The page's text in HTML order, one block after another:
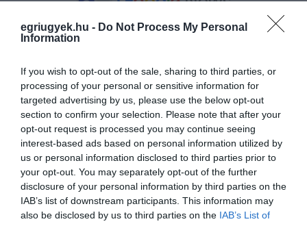
egriugyek.hu - Do Not Process My Personal
Information
If you wish to opt-out of the sale, sharing to third parties, or
processing of your personal or sensitive information for
targeted advertising by us, please use the below opt-out
section to confirm your selection. Please note that after your
opt-out request is processed you may continue seeing
interest-based ads based on personal information utilized by
us or personal information disclosed to third parties prior to
your opt-out. You may separately opt-out of the further
disclosure of your personal information by third parties on the
IAB’s list of downstream participants. This information may
also be disclosed by us to third parties on the IAB’s List of
Ne maradjon le a legfrissebb hírekről, kövessen
VISSZA A FŐOLDALRA
Legfrissebb híreink